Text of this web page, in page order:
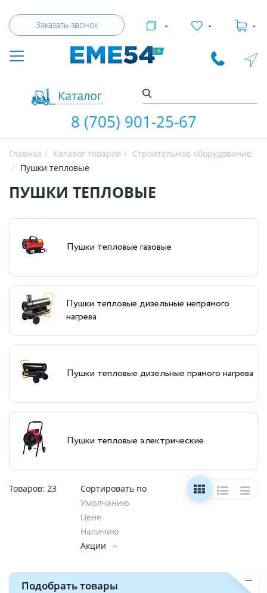
Заказать звонок
Каталог
- - -
8 (705) 901-25-67
Главная Каталог товаров
Строительное оборудование
Пушки тепловые
ПУШКИ ТЕПЛОВЫЕ
Пушки тепловые газовые
Пушки тепловые дизельные непрямого
нагрева
Пушки тепловые дизельные прямого нагрева
Пушки тепловые электрические
Товаров: 23
Сортировать по
Умолчанию
Цене
Наличию
Акции
Подобрать товары